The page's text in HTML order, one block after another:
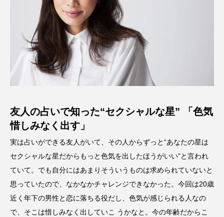
友人の占いで知った“セクシャルな星” 「色気
惜しみなく出す」
実は占いができる友人がいて、その人からずっと“あなたの星は
セクシャルな星だからもっと色気を出したほうがいい”と言われ
ていて。でも自分にはあまりそういうものは求められていないと
思っていたので、なかなかチャレンジできなかった。今回は20歳
近く年下の男性と恋に落ちる役だし、色気が感じられる人なの
で、そこは惜しみなく出していこ うかなと。今の年齢だからこ